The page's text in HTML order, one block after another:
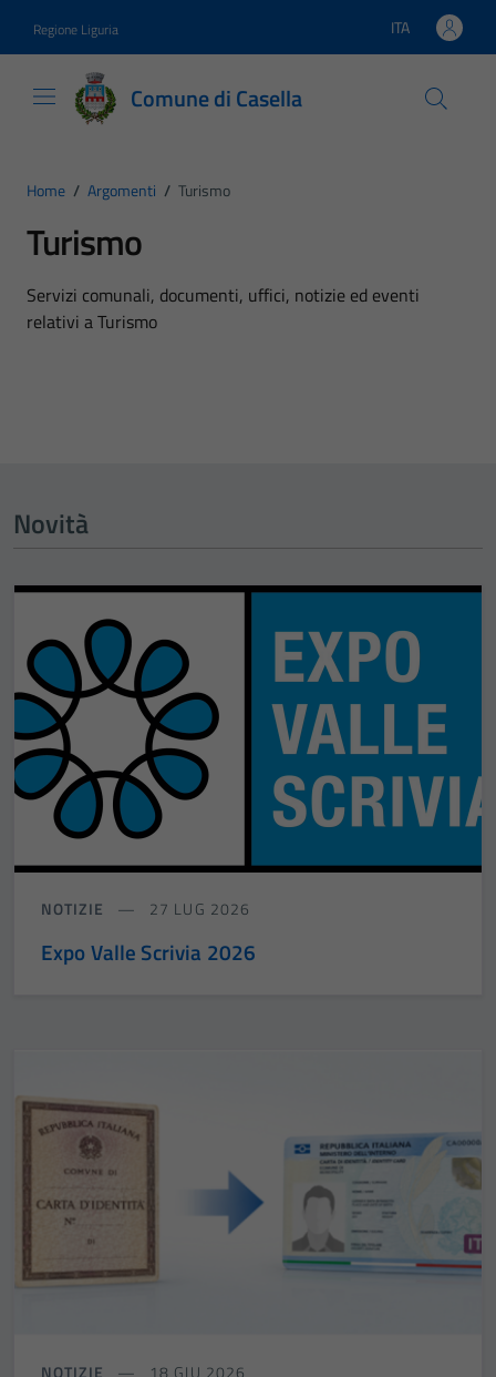
Regione Liguria Lingua attiva:
ITA
Comune di Casella
Home / Argomenti / Turismo
Turismo
Dettagli dell'argomento
Servizi comunali, documenti, uffici, notizie ed eventi
relativi a Turismo
Novità
NOTIZIE 27 LUG 2026
Expo Valle Scrivia 2026
NOTIZIE 18 GIU 2026